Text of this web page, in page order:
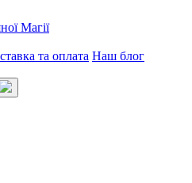
Магії
та оплата Наш блог